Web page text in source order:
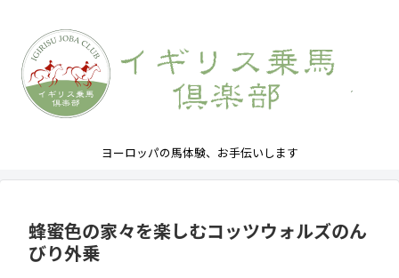
ヨーロッパの馬体験、お手伝いします
蜂蜜色の家々を楽しむコッツウォルズのん
びり外乗